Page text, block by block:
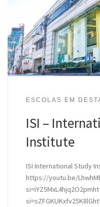
ESCOLAS EM
ISI –
Institute
ISI International Study
https://youtu.be/